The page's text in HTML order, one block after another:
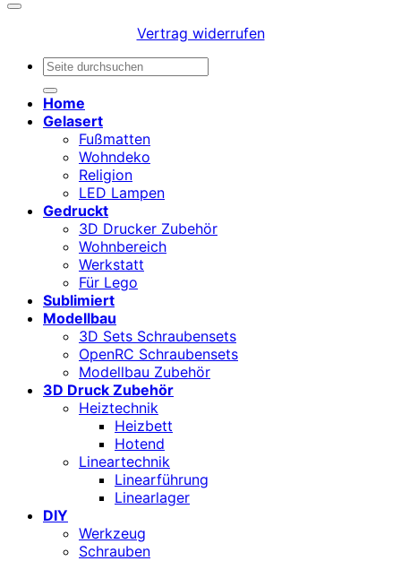
Vertrag widerrufen
Suchen
Home
Gelasert
Fußmatten
Wohndeko
Religion
LED Lampen
Gedruckt
3D Drucker Zubehör
Wohnbereich
Werkstatt
Für Lego
Sublimiert
Modellbau
3D Sets Schraubensets
OpenRC Schraubensets
Modellbau Zubehör
3D Druck Zubehör
Heiztechnik
Heizbett
Hotend
Lineartechnik
Linearführung
Linearlager
DIY
Werkzeug
Schrauben